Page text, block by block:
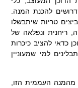
להכנת המנה.
טריות שיתבשלו
ריחנית ונפלאה של
כדאי להציב כיכרות
למי שמעוניין
מהמנה העממית הזו,